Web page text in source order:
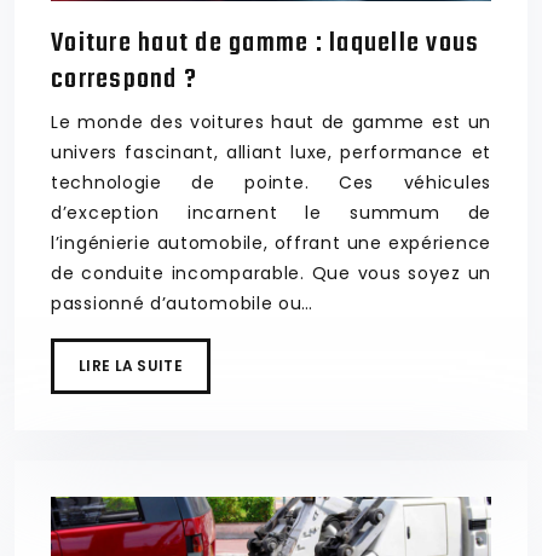
Voiture haut de gamme : laquelle vous
correspond ?
Le monde des voitures haut de gamme est un
univers fascinant, alliant luxe, performance et
technologie de pointe. Ces véhicules
d’exception incarnent le summum de
l’ingénierie automobile, offrant une expérience
de conduite incomparable. Que vous soyez un
passionné d’automobile ou…
LIRE LA SUITE